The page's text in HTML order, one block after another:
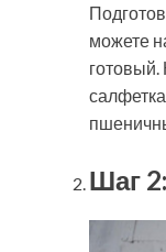
можете
Шаг 2: